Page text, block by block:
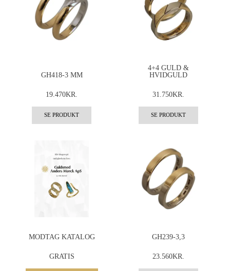
GH418-3 MM
19.470KR.
SE PRODUKT
4+4 GULD &
HVIDGULD
31.750KR.
SE PRODUKT
MODTAG KATALOG
GRATIS
GH239-3,3
23.560KR.